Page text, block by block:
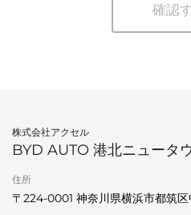
確認
株式会社アクセル
BYD AUTO 港北ニュータ
住所
〒224-0001 神奈川県横浜市都筑